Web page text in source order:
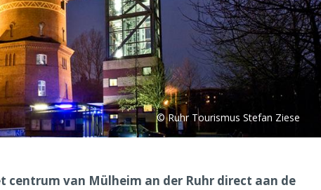
© Ruhr Tourismus Stefan Ziese
centrum van Mülheim an der Ruhr direct aan de